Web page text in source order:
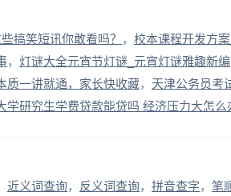
搞笑短讯你敢看吗？
校本课程开发方
灯谜大全元宵节灯谜_元宵灯谜雅趣新编
质一讲就通，家长快收藏
天津公务员考
学研究生学费贷款能贷吗 经济压力大怎么
近义词查询 反义词查询 拼音查字 笔